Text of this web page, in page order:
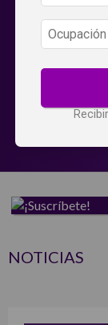
NOTICIAS